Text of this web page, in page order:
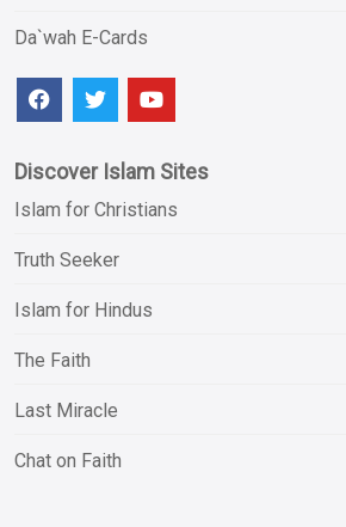
Da`wah E-Cards
Discover Islam Sites
Islam for Christians
Truth Seeker
Islam for Hindus
The Faith
Last Miracle
Chat on Faith